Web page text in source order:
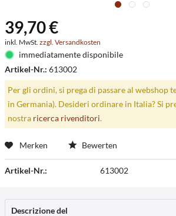
39,70 €
inkl. MwSt. zzgl. Versandkosten
immediatamente disponibile
Artikel-Nr.: 613002
Per gli ordini, si prega di passare al webshop
in Germania). Desideri ordinare in Italia? Si
nostra ricerca rivenditori.
Merken Bewerten
Artikel-Nr.: 613002
Descrizione del